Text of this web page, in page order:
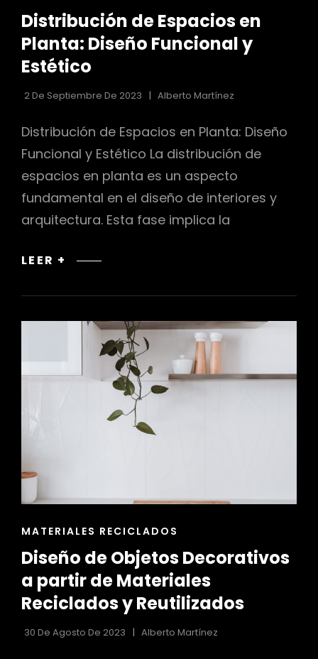
LAS
CATEGORÍAS
Distribución de Espacios en
Planta: Diseño Funcional y
Estético
2 De Septiembre De 2023 Alberto Martínez
Distribución de Espacios en Planta: Diseño
Funcional y Estético La distribución de
espacios en planta es un aspecto
fundamental en el diseño de interiores y
arquitectura. Esta fase implica la
LEER +
DISTRIBUCIÓN
ESPACIOS
PLANTA:
DISEÑO
FUNCIONAL
ESTÉTICO
ENLACES
LAS
CATEGORÍAS
MATERIALES RECICLADOS
Diseño de Objetos Decorativos
a partir de Materiales
Reciclados y Reutilizados
30 De Agosto De 2023 Alberto Martínez